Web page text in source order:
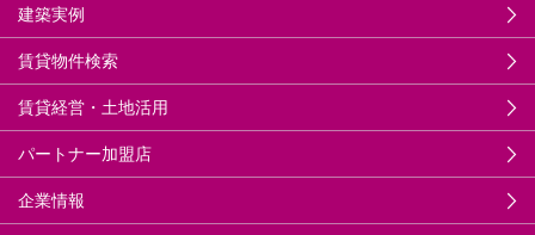
建築実例
賃貸物件検索
賃貸経営・土地活用
パートナー加盟店
企業情報